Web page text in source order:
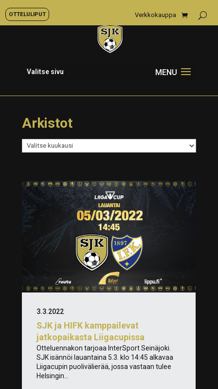
OTTELULIPUT Verkkokauppa
Valitse sivu
Arkistot
Arkistot
SJK ja HIFK kamppailevat
jatkopaikasta Liigacupissa
3.3.2022
Otteluennakon tarjoaa InterSport Seinäjoki.
SJK isännöi lauantaina 5.3. klo 14:45 alkavaa
Liigacupin puolivälierää, jossa vastaan tulee
Helsingin...